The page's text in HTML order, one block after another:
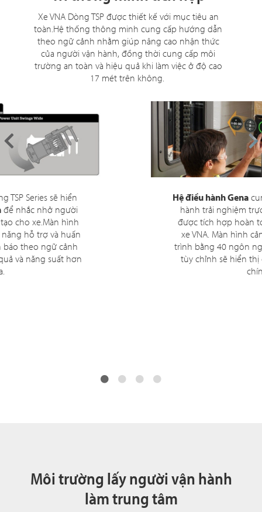
Xe VNA Dòng TSP được thiết kế với mục tiêu an
toàn.Hệ thống thông minh cung cấp hướng dẫn
theo ngữ cảnh nhằm giúp nâng cao nhận thức
của người vận hành, đồng thời cung cấp môi
trường an toàn và hiệu quả khi làm việc ở độ cao
17 mét trên không.
Hệ điều hành Gena
cung cấp cho người vận
hành trải nghiệm trực quan, giàu dữ liệu,
được tích hợp hoàn toàn vào cấu trúc của
xe VNA. Màn hình cảm ứng 7'' có thể lập
trình bằng 40 ngôn ngữ. Các tiện ích có thể
tùy chỉnh sẽ hiển thị các chỉ số hiệu suất
Môi trường lấy người vận hành
làm trung tâm